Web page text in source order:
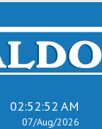
02:52:52 AM
07/Aug/2026